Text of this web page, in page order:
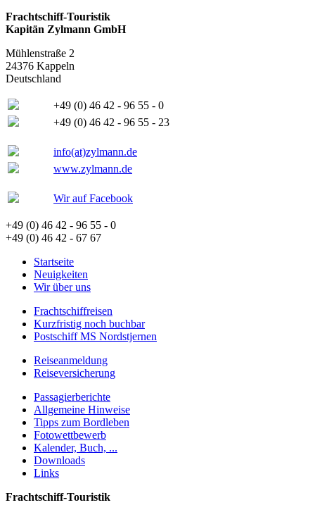
Frachtschiff-Touristik
Kapitän Zylmann GmbH
Mühlenstraße 2
24376 Kappeln
Deutschland
+49 (0) 46 42 - 96 55 - 0
+49 (0) 46 42 - 96 55 - 23
info(at)zylmann.de
www.zylmann.de
Wir auf Facebook
+49 (0) 46 42 - 96 55 - 0
+49 (0) 46 42 - 67 67
Startseite
Neuigkeiten
Wir über uns
Frachtschiffreisen
Kurzfristig noch buchbar
Postschiff MS Nordstjernen
Reiseanmeldung
Reiseversicherung
Passagierberichte
Allgemeine Hinweise
Tipps zum Bordleben
Fotowettbewerb
Kalender, Buch, ...
Downloads
Links
Frachtschiff-Touristik